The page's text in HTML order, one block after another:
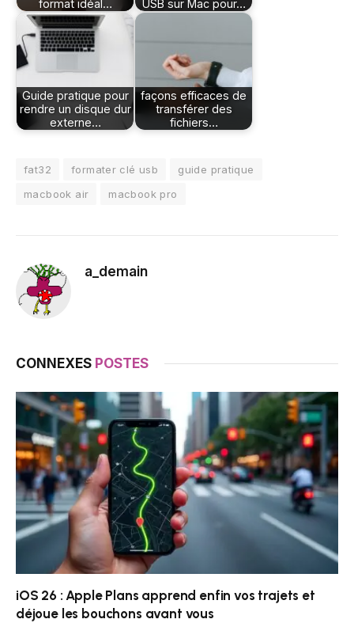
format idéal… USB sur Mac pour…
Guide pratique pour
rendre un disque dur
externe…
façons efficaces de
transférer des
fichiers…
fat32 formater clé usb
guide pratique
macbook air
macbook pro
a_demain
CONNEXES POSTES
iOS 26 : Apple Plans apprend enfin vos trajets et
déjoue les bouchons avant vous